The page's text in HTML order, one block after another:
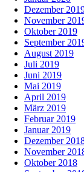
Dezember
November
Oktober 2019
September
August 2019
Juli 2019
Juni 2019
Mai 2019
April 2019
März 2019
Februar 2019
Januar 2019
Dezember
November
Oktober 2018